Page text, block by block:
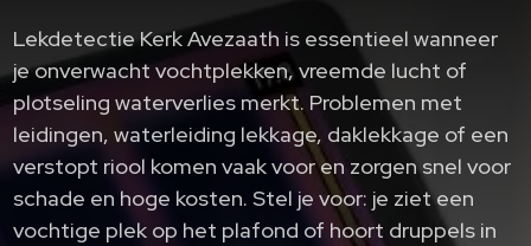
Lekdetectie Kerk Avezaath is essentieel wanneer
je onverwacht vochtplekken, vreemde lucht of
plotseling waterverlies merkt.​ Problemen met
leidingen, waterleiding lekkage, daklekkage of een
verstopt riool komen vaak voor en zorgen snel voor
schade en hoge kosten.​ Stel je voor: je ziet een
vochtige plek op het plafond of hoort druppels in